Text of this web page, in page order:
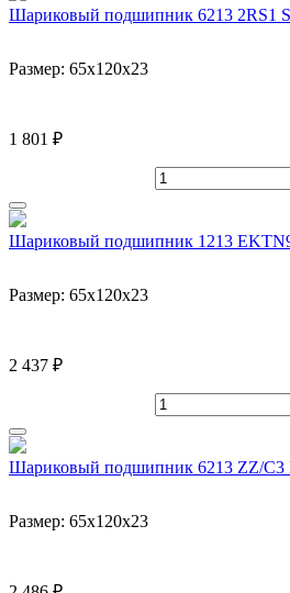
Шариковый подшипник 6213 2RS1
Размер: 65x120x23
1 801 ₽
Шариковый подшипник 1213
Размер: 65x120x23
2 437 ₽
Шариковый подшипник 6213 ZZ/C3
Размер: 65x120x23